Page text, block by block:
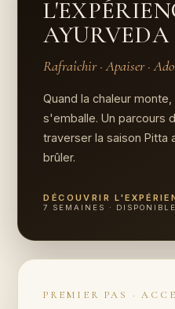
AYURVEDA
Rafraîchir · Apaiser ·
Quand la chaleur
s'emballe. Un parcours
traverser la saison Pitta
brûler.
DÉCOUVRIR
7 SEMAINES · DISPONIBLE
PREMIER PAS ·